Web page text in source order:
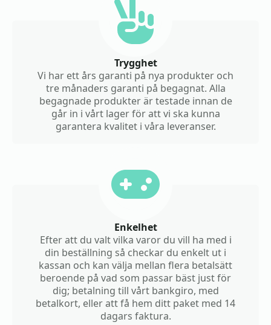
Trygghet
Vi har ett års garanti på nya produkter och
tre månaders garanti på begagnat. Alla
begagnade produkter är testade innan de
går in i vårt lager för att vi ska kunna
garantera kvalitet i våra leveranser.
Enkelhet
Efter att du valt vilka varor du vill ha med i
din beställning så checkar du enkelt ut i
kassan och kan välja mellan flera betalsätt
beroende på vad som passar bäst just för
dig; betalning till vårt bankgiro, med
betalkort, eller att få hem ditt paket med 14
dagars faktura.